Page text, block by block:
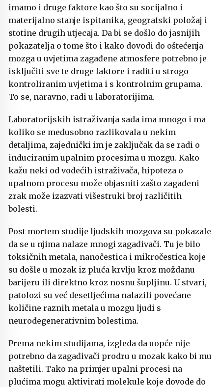
imamo i druge faktore kao što su socijalno i
materijalno stanje ispitanika, geografski položaj i
stotine drugih utjecaja. Da bi se došlo do jasnijih
pokazatelja o tome što i kako dovodi do oštećenja
mozga u uvjetima zagađene atmosfere potrebno je
isključiti sve te druge faktore i raditi u strogo
kontroliranim uvjetima i s kontrolnim grupama.
To se, naravno, radi u laboratorijima.
Laboratorijskih istraživanja sada ima mnogo i ma
koliko se međusobno razlikovala u nekim
detaljima, zajednički im je zaključak da se radi o
induciranim upalnim procesima u mozgu. Kako
kažu neki od vodećih istraživača, hipoteza o
upalnom procesu može objasniti zašto zagađeni
zrak može izazvati višestruki broj različitih
bolesti.
Post mortem studije ljudskih mozgova su pokazale
da se u njima nalaze mnogi zagađivači. Tu je bilo
toksičnih metala, nanočestica i mikročestica koje
su došle u mozak iz pluća krvlju kroz moždanu
barijeru ili direktno kroz nosnu šupljinu. U stvari,
patolozi su već desetljećima nalazili povećane
količine raznih metala u mozgu ljudi s
neurodegenerativnim bolestima.
Prema nekim studijama, izgleda da uopće nije
potrebno da zagađivači prodru u mozak kako bi mu
naštetili. Tako na primjer upalni procesi na
plućima mogu aktivirati molekule koje dovode do